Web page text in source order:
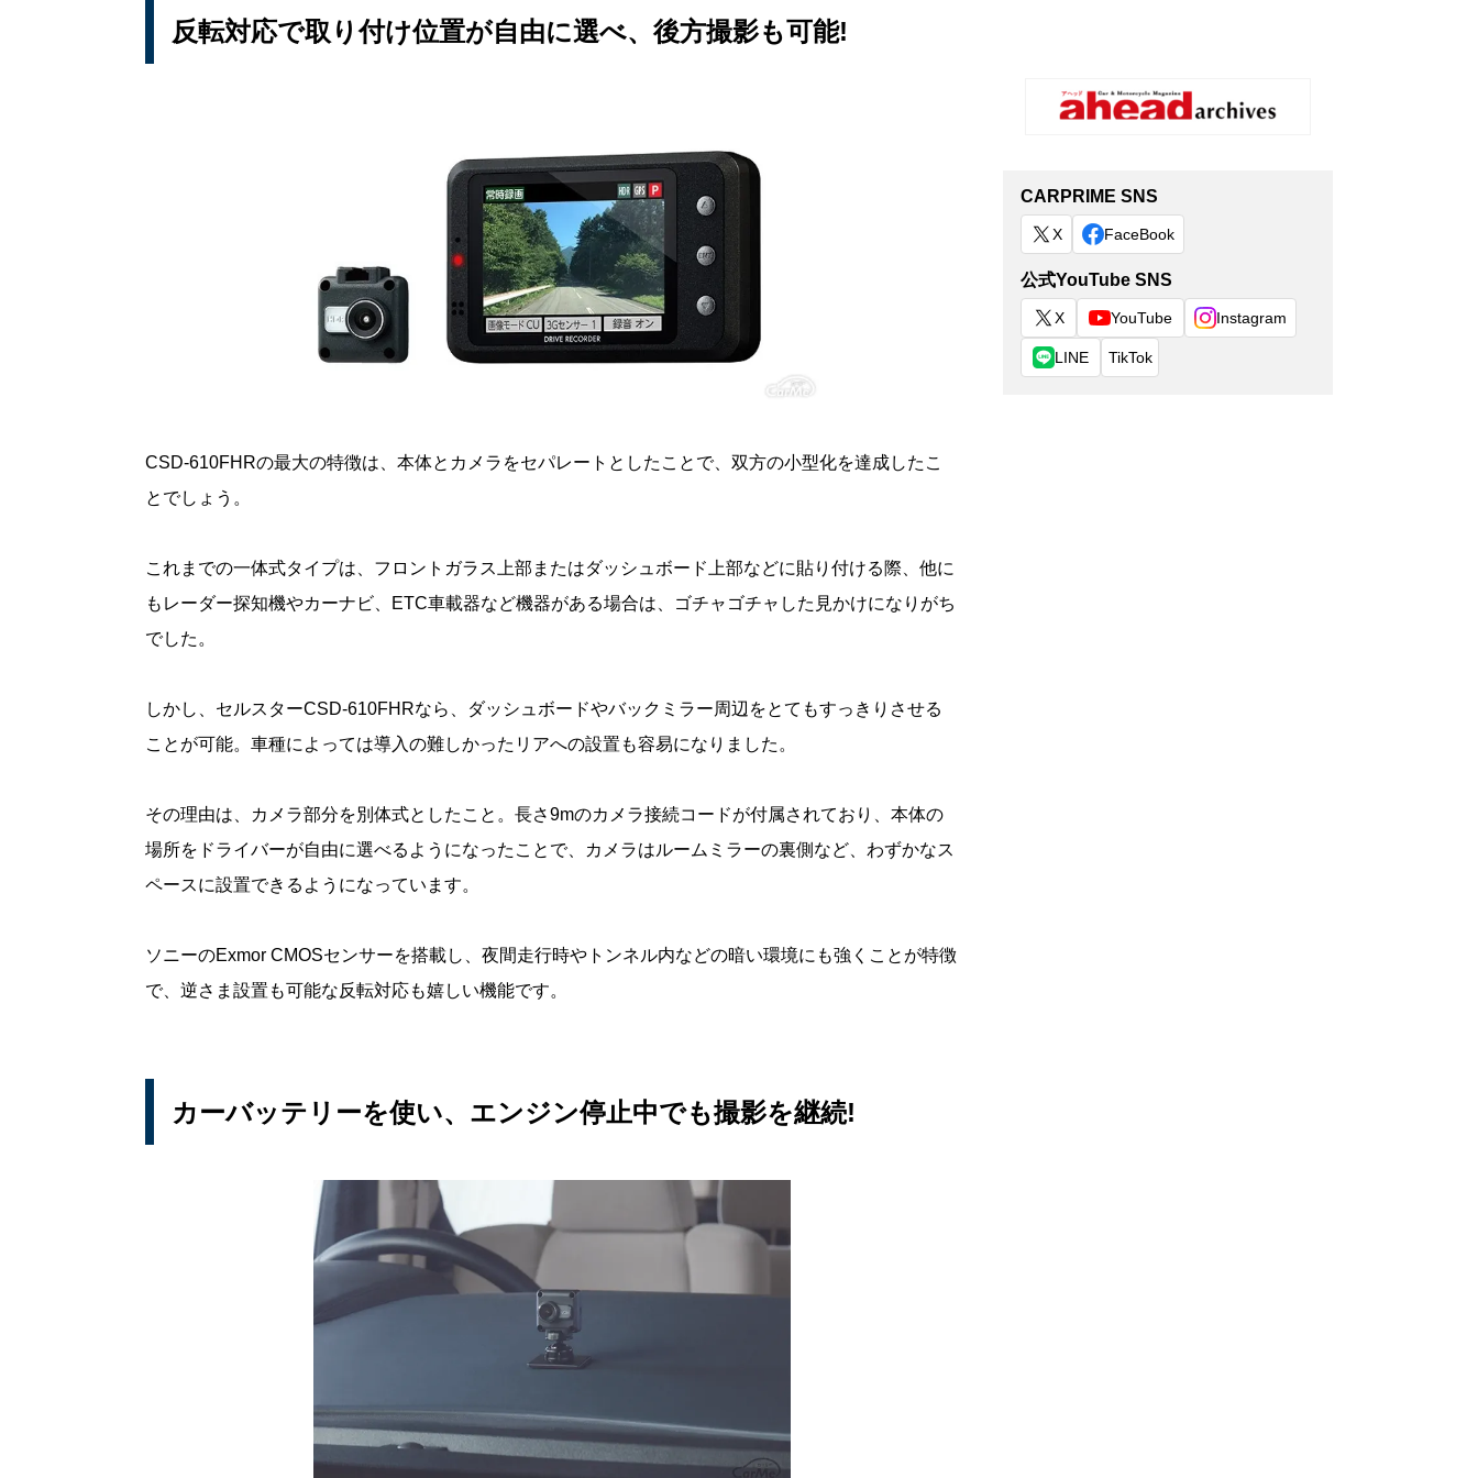
t
反転対応で取り付け位置が自由に選べ、後方撮影も可能!
CSD-610FHRの最大の特徴は、本体とカメラをセパレートとしたことで、双方の小型化を達成したこ
とでしょう。
これまでの一体式タイプは、フロントガラス上部またはダッシュボード上部などに貼り付ける際、他に
もレーダー探知機やカーナビ、ETC車載器など機器がある場合は、ゴチャゴチャした見かけになりがち
でした。
しかし、セルスターCSD-610FHRなら、ダッシュボードやバックミラー周辺をとてもすっきりさせる
ことが可能。車種によっては導入の難しかったリアへの設置も容易になりました。
その理由は、カメラ部分を別体式としたこと。長さ9mのカメラ接続コードが付属されており、本体の
場所をドライバーが自由に選べるようになったことで、カメラはルームミラーの裏側など、わずかなス
ペースに設置できるようになっています。
ソニーのExmor CMOSセンサーを搭載し、夜間走行時やトンネル内などの暗い環境にも強くことが特徴
で、逆さま設置も可能な反転対応も嬉しい機能です。
カーバッテリーを使い、エンジン停止中でも撮影を継続!
CARPRIME SNS
X FaceBook
公式YouTube SNS
X YouTube Instagram
LINE TikTok